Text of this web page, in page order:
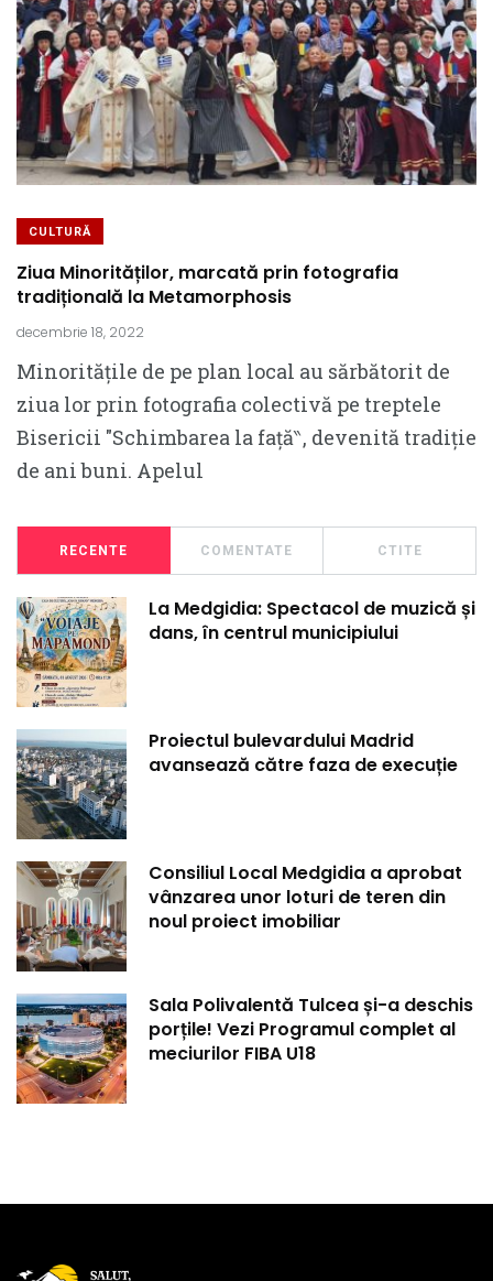
CULTURĂ
Ziua Minorităților, marcată prin fotografia
tradițională la Metamorphosis
decembrie 18, 2022
Minoritățile de pe plan local au sărbătorit de
ziua lor prin fotografia colectivă pe treptele
Bisericii ″Schimbarea la față‶, devenită tradiție
de ani buni. Apelul
RECENTE COMENTATE CTITE
La Medgidia: Spectacol de muzică și
dans, în centrul municipiului
Proiectul bulevardului Madrid
avansează către faza de execuție
Consiliul Local Medgidia a aprobat
vânzarea unor loturi de teren din
noul proiect imobiliar
Sala Polivalentă Tulcea și-a deschis
porțile! Vezi Programul complet al
meciurilor FIBA U18